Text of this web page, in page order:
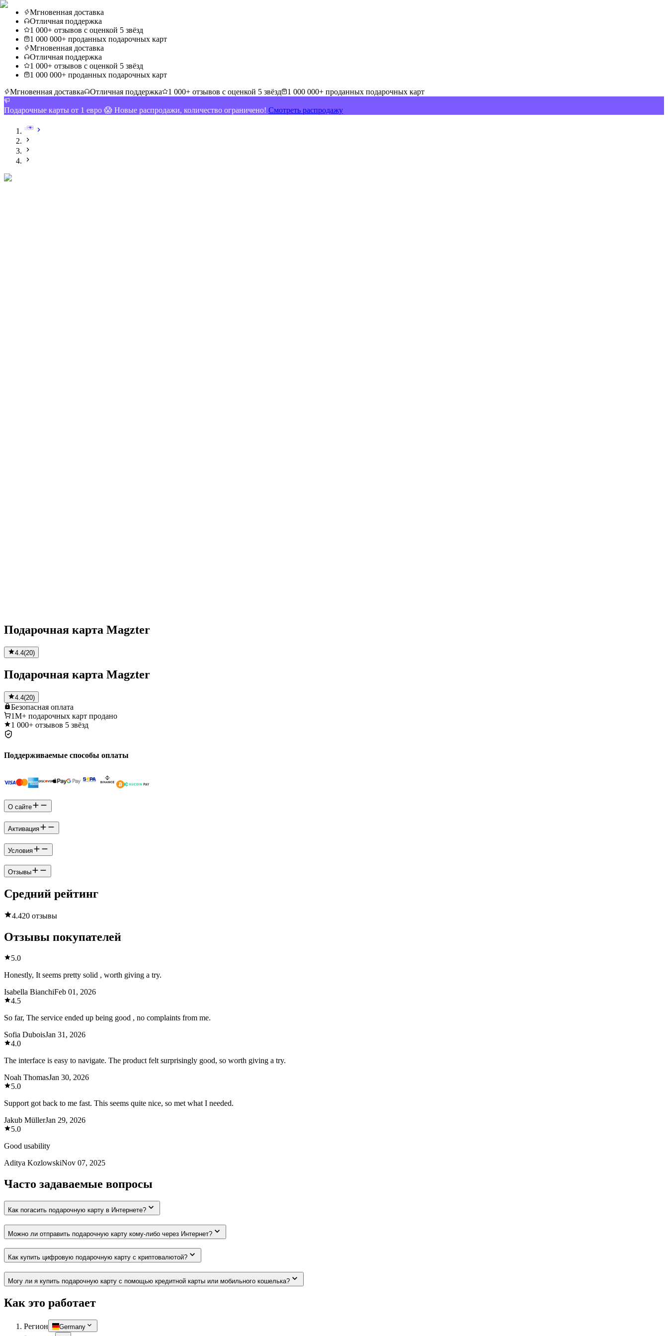
Мгновенная доставка
Отличная поддержка
1 000+ отзывов с оценкой 5 звёзд
1 000 000+ проданных подарочных карт
Мгновенная доставка
Отличная поддержка
1 000+ отзывов с оценкой 5 звёзд
1 000 000+ проданных подарочных карт
Мгновенная доставка
Отличная поддержка 1 000+ отзывов с оценкой 5 звёзд 1 000 000+ проданных подарочных карт
Подарочные карты от 1 евро 😱 Новые распродажи, количество ограничено! Смотреть распродажу
Подарочная карта Magzter
4.4(20)
Подарочная карта Magzter
4.4(20)
Безопасная оплата
1M+ подарочных карт продано
1 000+ отзывов 5 звёзд
Поддерживаемые способы оплаты
О сайте
Активация
Условия
Отзывы
Средний рейтинг
4.420 отзывы
Отзывы покупателей
5.0
Honestly, It seems pretty solid , worth giving a try.
Isabella BianchiFeb 01, 2026
4.5
So far, The service ended up being good , no complaints from me.
Sofia DuboisJan 31, 2026
4.0
The interface is easy to navigate. The product felt surprisingly good, so worth giving a try.
Noah ThomasJan 30, 2026
5.0
Support got back to me fast. This seems quite nice, so met what I needed.
Jakub MüllerJan 29, 2026
5.0
Good usability
Aditya KozlowskiNov 07, 2025
Часто задаваемые вопросы
Как погасить подарочную карту в Интернете?
Можно ли отправить подарочную карту кому-либо через Интернет?
Как купить цифровую подарочную карту с криптовалютой?
Могу ли я купить подарочную карту с помощью кредитной карты или мобильного кошелька?
Как это работает
Регион Germany